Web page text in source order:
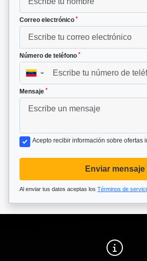
Correo electrónico *
Número de teléfono *
▼
Mensaje *
Acepto recibir información sobre ofertas
Enviar mensaje
Al enviar tus datos aceptas los Términos de